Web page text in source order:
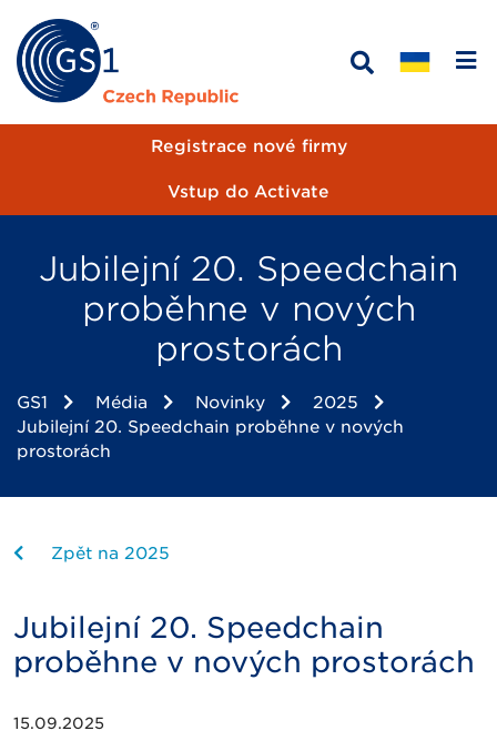
Registrace nové firmy
Vstup do Activate
Jubilejní 20. Speedchain
proběhne v nových
prostorách
GS1 Média Novinky
2025
Jubilejní 20. Speedchain proběhne v nových
prostorách
Zpět na 2025
Jubilejní 20. Speedchain
proběhne v nových prostorách
15.09.2025